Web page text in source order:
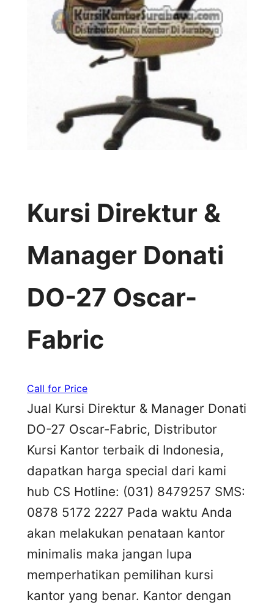
Kursi Direktur &
Manager Donati
DO-27 Oscar-
Fabric
Call for Price
Jual Kursi Direktur & Manager Donati
DO-27 Oscar-Fabric, Distributor
Kursi Kantor terbaik di Indonesia,
dapatkan harga special dari kami
hub CS Hotline: (031) 8479257 SMS:
0878 5172 2227 Pada waktu Anda
akan melakukan penataan kantor
minimalis maka jangan lupa
memperhatikan pemilihan kursi
kantor yang benar. Kantor dengan